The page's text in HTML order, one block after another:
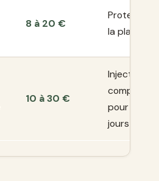
8 à 20 €
Protection
la plaie
10 à 30 €
Injection ou
comprimés
pour 3 à 5
jours